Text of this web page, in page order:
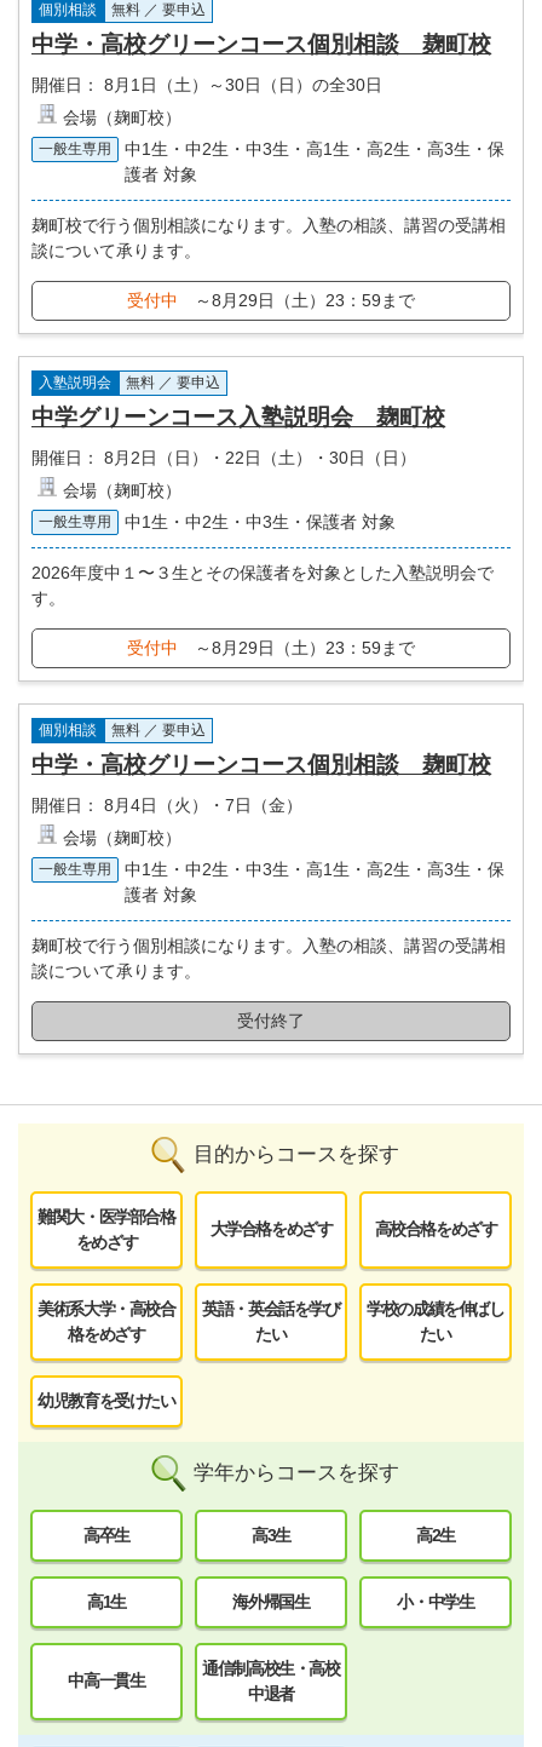
個別相談 無料 ／ 要申込
中学・高校グリーンコース個別相談 麹町校
開催日：
8月1日（土）～30日（日）の全30日
会場（麹町校）
一般生専用
中1生・中2生・中3生・高1生・高2生・高3生・保
護者 対象
麹町校で行う個別相談になります。入塾の相談、講習の受講相
談について承ります。
受付中 ～8月29日（土）23：59まで
入塾説明会 無料 ／ 要申込
中学グリーンコース入塾説明会 麹町校
開催日：
8月2日（日）・22日（土）・30日（日）
会場（麹町校）
一般生専用 中1生・中2生・中3生・保護者 対象
2026年度中１〜３生とその保護者を対象とした入塾説明会で
す。
受付中 ～8月29日（土）23：59まで
個別相談 無料 ／ 要申込
中学・高校グリーンコース個別相談 麹町校
開催日：
8月4日（火）・7日（金）
会場（麹町校）
一般生専用
中1生・中2生・中3生・高1生・高2生・高3生・保
護者 対象
麹町校で行う個別相談になります。入塾の相談、講習の受講相
談について承ります。
受付終了
目的からコースを探す
難関大・医学部合格
をめざす
大学合格をめざす 高校合格をめざす
美術系大学・高校合
格をめざす
英語・英会話を学び
たい
学校の成績を伸ばし
たい
幼児教育を受けたい
学年からコースを探す
高卒生 高3生 高2生
高1生 海外帰国生 小・中学生
中高一貫生
通信制高校生・高校
中退者